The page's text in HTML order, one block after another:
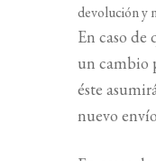
devolución y
En caso de
un cambio
éste
nuevo